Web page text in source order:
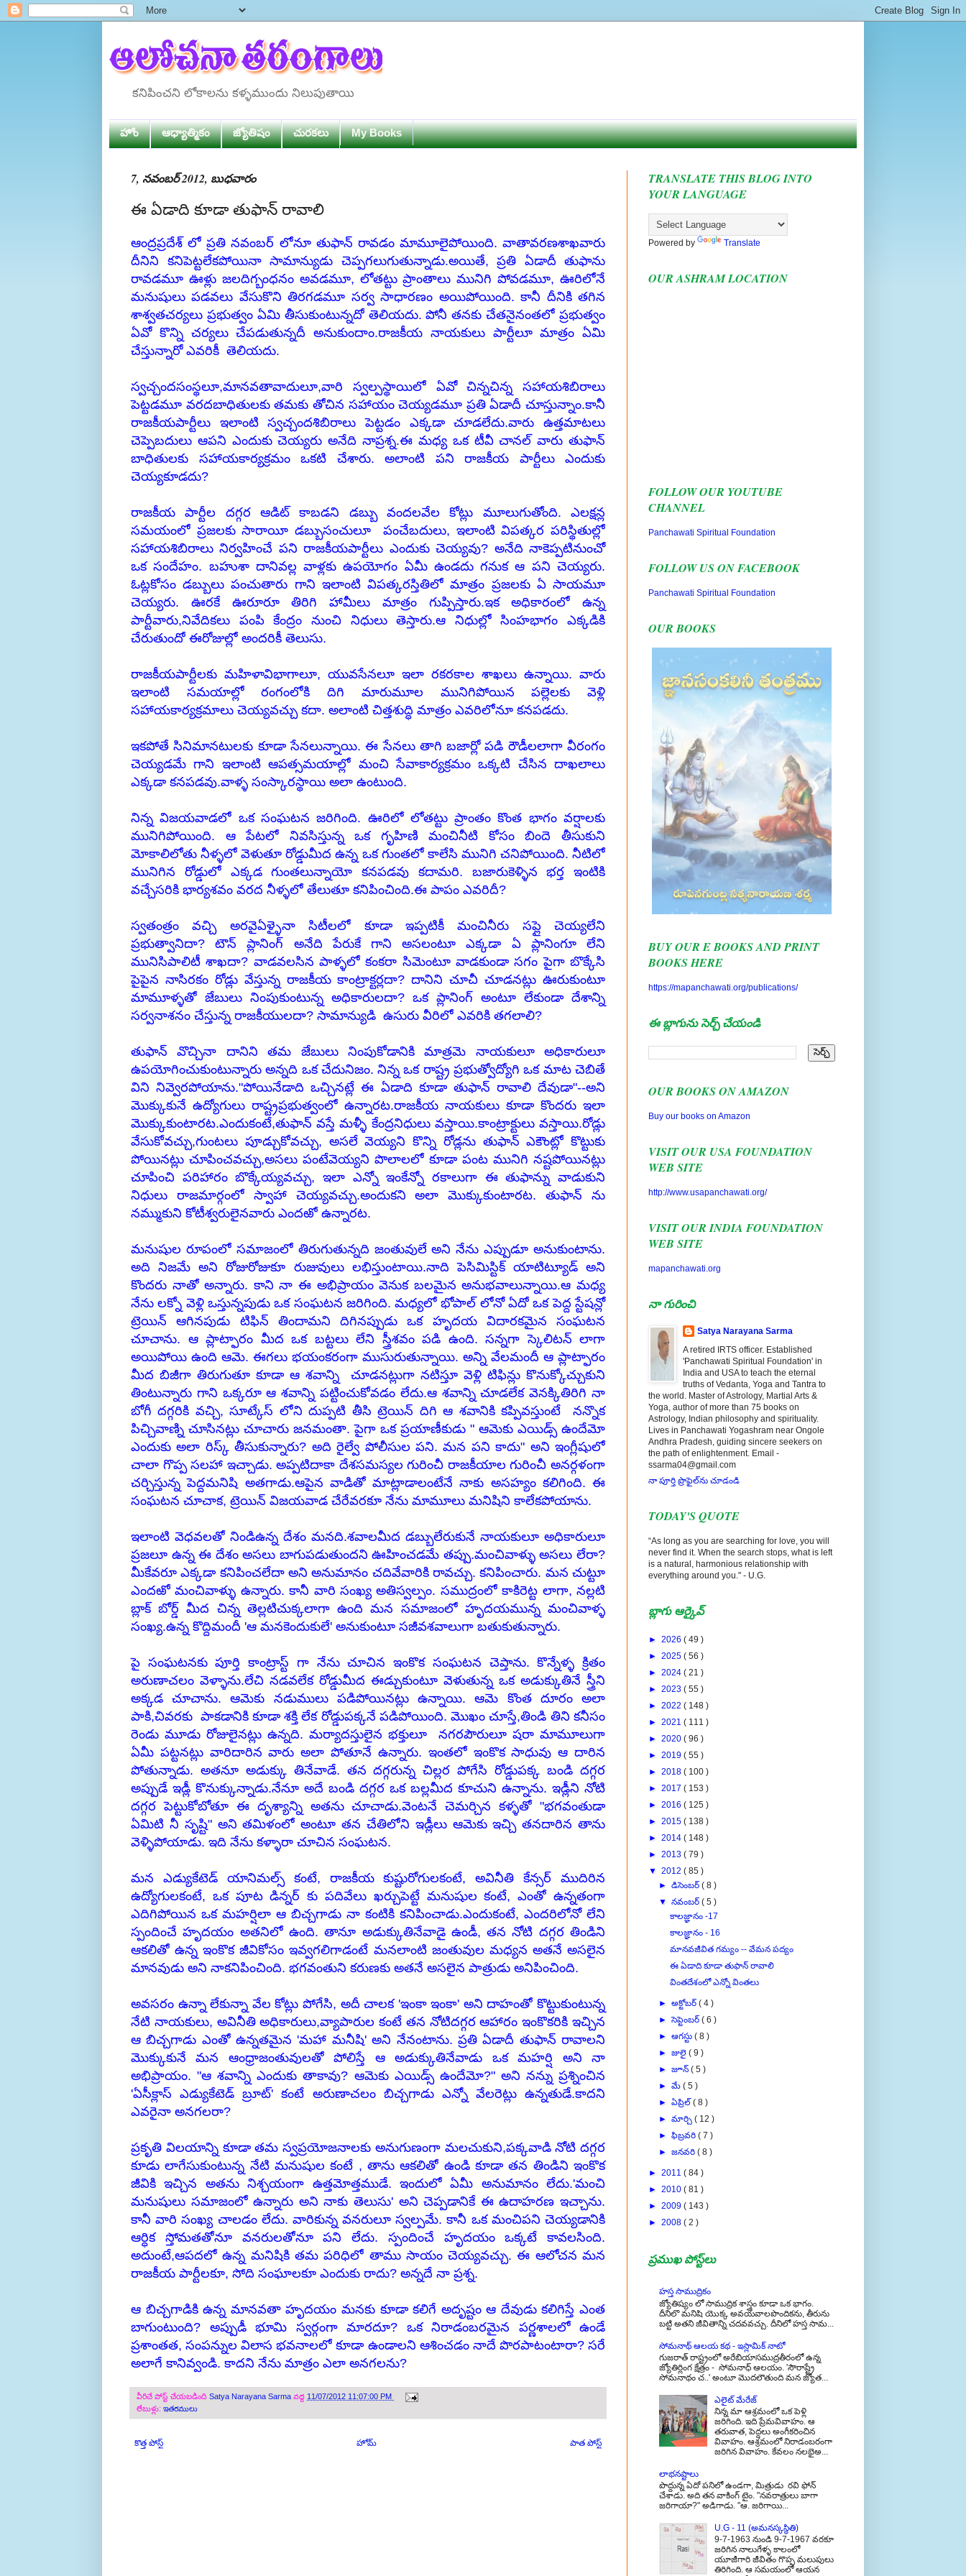
కనిపించని లోకాలను కళ్ళముందు నిలుపుతాయి
హోం ఆధ్యాత్మికం జ్యోతిషం చురకలు My Books
7, నవంబర్ 2012, బుధవారం
ఈ ఏడాది కూడా తుఫాన్ రావాలి
ఆంద్రప్రదేశ్ లో ప్రతి నవంబర్ లోనూ తుఫాన్ రావడం మామూలైపోయింది. వాతావరణశాఖవారు
దీనిని కనిపెట్టలేకపోయినా సామాన్యుడు చెప్పగలుగుతున్నాడు.అయితే, ప్రతి ఏడాదీ తుఫాను
రావడమూ ఊళ్లు జలదిగ్బంధనం అవడమూ, లోతట్టు ప్రాంతాలు మునిగి పోవడమూ, ఊరిలోనే
మనుషులు పడవలు వేసుకొని తిరగడమూ సర్వ సాధారణం అయిపోయింది. కానీ దీనికి తగిన
శాశ్వతచర్యలు ప్రభుత్వం ఏమి తీసుకుంటున్నదో తెలియదు. పోనీ తనకు చేతనైనంతలో ప్రభుత్వం
ఏవో కొన్ని చర్యలు చేపడుతున్నదీ అనుకుందాం.రాజకీయ నాయకులు పార్టీలూ మాత్రం ఏమి
చేస్తున్నారో ఎవరికీ తెలియదు.
స్వచ్చందసంస్థలూ,మానవతావాదులూ,వారి స్వల్పస్థాయిలో ఏవో చిన్నచిన్న సహాయశిబిరాలు
పెట్టడమూ వరదబాధితులకు తమకు తోచిన సహాయం చెయ్యడమూ ప్రతి ఏడాదీ చూస్తున్నాం.కానీ
రాజకీయపార్టీలు ఇలాంటి స్వచ్చందశిబిరాలు పెట్టడం ఎక్కడా చూడలేదు.వారు ఉత్తమాటలు
చెప్పెబదులు ఆపని ఎందుకు చెయ్యరు అనేది నాప్రశ్న.ఈ మధ్య ఒక టీవీ చానల్ వారు తుఫాన్
బాధితులకు సహాయకార్యక్రమం ఒకటి చేశారు. అలాంటి పని రాజకీయ పార్టీలు ఎందుకు
చెయ్యకూడదు?
రాజకీయ పార్టీల దగ్గర ఆడిట్ కాబడని డబ్బు వందలవేల కోట్లు మూలుగుతోంది. ఎలక్షన్ల
సమయంలో ప్రజలకు సారాయీ డబ్బుసంచులూ పంచేబదులు, ఇలాంటి విపత్కర పరిస్థితుల్లో
సహాయశిబిరాలు నిర్వహించే పని రాజకీయపార్టీలు ఎందుకు చెయ్యవు? అనేది నాకెప్పటినుంచో
ఒక సందేహం. బహుశా దానివల్ల వాళ్లకు ఉపయోగం ఏమీ ఉండదు గనుక ఆ పని చెయ్యరు.
ఓట్లకోసం డబ్బులు పంచుతారు గాని ఇలాంటి విపత్కరస్తితిలో మాత్రం ప్రజలకు ఏ సాయమూ
చెయ్యరు. ఊరకే ఊరూరూ తిరిగి హామీలు మాత్రం గుప్పిస్తారు.ఇక అధికారంలో ఉన్న
పార్టీవారు,నివేదికలు పంపి కేంద్రం నుంచి నిధులు తెస్తారు.ఆ నిధుల్లో సింహభాగం ఎక్కడికి
చేరుతుందో ఈరోజుల్లో అందరికీ తెలుసు.
రాజకీయపార్టీలకు మహిళావిభాగాలూ, యువసేనలూ ఇలా రకరకాల శాఖలు ఉన్నాయి. వారు
ఇలాంటి సమయాల్లో రంగంలోకి దిగి మారుమూల మునిగిపోయిన పల్లెలకు వెళ్లి
సహాయకార్యక్రమాలు చెయ్యవచ్చు కదా. అలాంటి చిత్తశుద్ధి మాత్రం ఎవరిలోనూ కనపడదు.
ఇకపోతే సినిమానటులకు కూడా సేనలున్నాయి. ఈ సేనలు తాగి బజార్లో పడి రౌడీలలాగా వీరంగం
చెయ్యడమే గాని ఇలాంటి ఆపత్సమయాల్లో మంచి సేవాకార్యక్రమం ఒక్కటి చేసిన దాఖలాలు
ఎక్కడా కనపడవు.వాళ్ళ సంస్కారస్థాయి అలా ఉంటుంది.
నిన్న విజయవాడలో ఒక సంఘటన జరిగింది. ఊరిలో లోతట్టు ప్రాంతం కొంత భాగం వర్షాలకు
మునిగిపోయింది. ఆ పేటలో నివసిస్తున్న ఒక గృహిణి మంచినీటి కోసం బిందె తీసుకుని
మోకాలిలోతు నీళ్ళలో వెళుతూ రోడ్డుమీద ఉన్న ఒక గుంతలో కాలేసి మునిగి చనిపోయింది. నీటిలో
మునిగిన రోడ్డులో ఎక్కడ గుంతలున్నాయో కనపడవు కదామరి. బజారుకెళ్ళిన భర్త ఇంటికి
వచ్చేసరికి భార్యశవం వరద నీళ్ళలో తేలుతూ కనిపించింది.ఈ పాపం ఎవరిదీ?
స్వతంత్రం వచ్చి అరవైఏళ్ళైనా సిటీలలో కూడా ఇప్పటికీ మంచినీరు సప్లై చెయ్యలేని
ప్రభుత్వానిదా? టౌన్ ప్లానింగ్ అనేది పేరుకే గాని అసలంటూ ఎక్కడా ఏ ప్లానింగూ లేని
మునిసిపాలిటీ శాఖదా? వాడవలసిన పాళ్ళలో కంకరా సిమెంటూ వాడకుండా సగం పైగా బొక్కేసి
పైపైన నాసిరకం రోడ్లు వేస్తున్న రాజకీయ కాంట్రాక్టర్లదా? దానిని చూచీ చూడనట్లు ఊరుకుంటూ
మామూళ్ళతో జేబులు నింపుకుంటున్న అధికారులదా? ఒక ప్లానింగ్ అంటూ లేకుండా దేశాన్ని
సర్వనాశనం చేస్తున్న రాజకీయులదా? సామాన్యుడి ఉసురు వీరిలో ఎవరికి తగలాలి?
తుఫాన్ వొచ్చినా దానిని తమ జేబులు నింపుకోడానికి మాత్రమె నాయకులూ అధికారులూ
ఉపయోగించుకుంటున్నారు అన్నది ఒక చేదునిజం. నిన్న ఒక రాష్ట్ర ప్రభుత్వోద్యోగి ఒక మాట చెబితే
విని నివ్వెరపోయాను."పోయినేడాది ఒచ్చినట్లే ఈ ఏడాది కూడా తుఫాన్ రావాలి దేవుడా"--అని
మొక్కుకునే ఉద్యోగులు రాష్ట్రప్రభుత్వంలో ఉన్నారట.రాజకీయ నాయకులు కూడా కొందరు ఇలా
మొక్కుకుంటారట.ఎందుకంటే,తుఫాన్ వస్తే మళ్ళీ కేంద్రనిధులు వస్తాయి.కాంట్రాక్టులు వస్తాయి.రోడ్లు
వేసుకోవచ్చు,గుంటలు పూడ్చుకోవచ్చు, అసలే వెయ్యని కొన్ని రోడ్లను తుఫాన్ ఎకౌంట్లో కొట్టుకు
పోయినట్లు చూపించవచ్చు,అసలు పంటేవెయ్యని పొలాలలో కూడా పంట మునిగి నష్టపోయినట్లు
చూపించి పరిహారం బొక్కేయ్యవచ్చు, ఇలా ఎన్నో ఇంకేన్నో రకాలుగా ఈ తుఫాన్ను వాడుకుని
నిధులు రాజమార్గంలో స్వాహా చెయ్యవచ్చు.అందుకని అలా మొక్కుకుంటారట. తుఫాన్ ను
నమ్ముకుని కోటీశ్వరులైనవారు ఎందఱో ఉన్నారట.
మనుషుల రూపంలో సమాజంలో తిరుగుతున్నది జంతువులే అని నేను ఎప్పుడూ అనుకుంటాను.
అది నిజమే అని రోజురోజుకూ రుజువులు లభిస్తుంటాయి.నాది పెసిమిస్టిక్ యాటిట్యూడ్ అని
కొందరు నాతో అన్నారు. కాని నా ఈ అభిప్రాయం వెనుక బలమైన అనుభవాలున్నాయి.ఆ మధ్య
నేను లక్నో వెళ్లి ఒస్తున్నపుడు ఒక సంఘటన జరిగింది. మధ్యలో భోపాల్ లోనో ఏదో ఒక పెద్ద స్టేషన్లో
ట్రెయిన్ ఆగినపుడు టిఫిన్ తిందామని దిగినప్పుడు ఒక హృదయ విదారకమైన సంఘటన
చూచాను. ఆ ప్లాట్ఫారం మీద ఒక బట్టలు లేని స్త్రీశవం పడి ఉంది. సన్నగా స్కెలిటన్ లాగా
అయిపోయి ఉంది ఆమె. ఈగలు భయంకరంగా ముసురుతున్నాయి. అన్ని వేలమందీ ఆ ప్లాట్ఫారం
మీద బిజీగా తిరుగుతూ కూడా ఆ శవాన్ని చూడనట్లుగా నటిస్తూ వెళ్లి టిఫిన్లు కొనుక్కోచ్చుకుని
తింటున్నారు గాని ఒక్కరూ ఆ శవాన్ని పట్టించుకోవడం లేదు.ఆ శవాన్ని చూడలేక వెనక్కితిరిగి నా
బోగీ దగ్గరికి వచ్చి, సూట్కేస్ లోని దుప్పటి తీసి ట్రెయిన్ దిగి ఆ శవానికి కప్పివస్తుంటే నన్నొక
పిచ్చివాణ్ని చూసినట్లు చూచారు జనమంతా. పైగా ఒక ప్రయాణీకుడు " ఆమెకు ఎయిడ్స్ ఉందేమో
ఎందుకు అలా రిస్క్ తీసుకున్నారు? అది రైల్వే పోలీసుల పని. మన పని కాదు" అని ఇంగ్లీషులో
చాలా గొప్ప సలహా ఇచ్చాడు. అప్పటిదాకా దేశసమస్యల గురించీ రాజకీయాల గురించీ అనర్గళంగా
చర్చిస్తున్న పెద్దమనిషి అతగాడు.ఆపైన వాడితో మాట్లాడాలంటేనే నాకు అసహ్యం కలిగింది. ఈ
సంఘటన చూచాక, ట్రెయిన్ విజయవాడ చేరేవరకూ నేను మామూలు మనిషిని కాలేకపోయాను.
ఇలాంటి వెధవలతో నిండిఉన్న దేశం మనది.శవాలమీద డబ్బులేరుకునే నాయకులూ అధికారులూ
ప్రజలూ ఉన్న ఈ దేశం అసలు బాగుపడుతుందని ఊహించడమే తప్పు.మంచివాళ్ళు అసలు లేరా?
మీకేవరూ ఎక్కడా కనిపించలేదా అని అనుమానం చదివేవారికి రావచ్చు. కనిపించారు. మన చుట్టూ
ఎందఱో మంచివాళ్ళు ఉన్నారు. కానీ వారి సంఖ్య అతిస్వల్పం. సముద్రంలో కాకిరెట్ట లాగా, నల్లటి
బ్లాక్ బోర్డ్ మీద చిన్న తెల్లటిచుక్కలాగా ఉంది మన సమాజంలో హృదయమున్న మంచివాళ్ళ
సంఖ్య.ఉన్న కొద్దిమందీ 'ఆ మనకెందుకులే' అనుకుంటూ సజీవశవాలుగా బతుకుతున్నారు.
పై సంఘటనకు పూర్తి కాంట్రాస్ట్ గా నేను చూచిన ఇంకొక సంఘటన చెప్తాను. కొన్నేళ్ళ క్రితం
అరుణాచలం వెళ్ళాను.లేచి నడవలేక రోడ్డుమీద ఈడ్చుకుంటూ వెళుతున్న ఒక అడుక్కుతినే స్త్రీని
అక్కడ చూచాను. ఆమెకు నడుములు పడిపోయినట్లు ఉన్నాయి. ఆమె కొంత దూరం అలా
పాకి,చివరకు పాకడానికి కూడా శక్తి లేక రోడ్డుపక్కనే పడిపోయింది. మొఖం చూస్తే,తిండి తిని కనీసం
రెండు మూడు రోజులైనట్లు ఉన్నది. మర్యాదస్తులైన భక్తులూ నగరపౌరులూ షరా మామూలుగా
ఏమీ పట్టనట్లు వారిదారిన వారు అలా పోతూనే ఉన్నారు. ఇంతలో ఇంకొక సాధువు ఆ దారిన
పోతున్నాడు. అతనూ అడుక్కు తినేవాడే. తన దగ్గరున్న చిల్లర పోగేసి రోడ్డుపక్క బండి దగ్గర
అప్పుడే ఇడ్లీ కొనుక్కున్నాడు.నేనూ అదే బండి దగ్గర ఒక బల్లమీద కూచుని ఉన్నాను. ఇడ్లీని నోటి
దగ్గర పెట్టుకోబోతూ ఈ దృశ్యాన్ని అతను చూచాడు.వెంటనే చెమర్చిన కళ్ళతో "భగవంతుడా
ఏమిటి నీ సృష్టి" అని తమిళంలో అంటూ తన చేతిలోని ఇడ్లీలు ఆమెకు ఇచ్చి తనదారిన తాను
వెళ్ళిపోయాడు. ఇది నేను కళ్ళారా చూచిన సంఘటన.
మన ఎడ్యుకేటెడ్ యానిమల్స్ కంటే, రాజకీయ కుష్టురోగులకంటే, అవినీతి కేన్సర్ ముదిరిన
ఉద్యోగులకంటే, ఒక పూట డిన్నర్ కు పదివేలు ఖర్చుపెట్టే మనుషుల కంటే, ఎంతో ఉన్నతంగా
ఎదిగిపోయిన ఒక మహర్షిలా ఆ బిచ్చగాడు నా కంటికి కనిపించాడు.ఎందుకంటే, ఎందరిలోనో లేని
స్పందించే హృదయం అతనిలో ఉంది. తానూ అడుక్కుతినేవాడై ఉండీ, తన నోటి దగ్గర తిండిని
ఆకలితో ఉన్న ఇంకొక జీవికోసం ఇవ్వగలిగాడంటే మనలాంటి జంతువుల మధ్యన అతనే అసలైన
మానవుడు అని నాకనిపించింది. భగవంతుని కరుణకు అతనే అసలైన పాత్రుడు అనిపించింది.
అవసరం ఉన్నా లేకున్నా వేల కోట్లు పోగేసి, అదీ చాలక 'ఇంకా ఇంకా' అని దాహంతో కొట్టుకుంటున్న
నేటి నాయకులు, అవినీతి అధికారులు,వ్యాపారుల కంటే తన నోటిదగ్గర ఆహారం ఇంకొకరికి ఇచ్చిన
ఆ బిచ్చగాడు ఎంతో ఉన్నతమైన 'మహా మనీషి' అని నేనంటాను. ప్రతి ఏడాదీ తుఫాన్ రావాలని
మొక్కుకునే మన ఆంధ్రాజంతువులతో పోలిస్తే ఆ అడుక్కుతినేవాడు ఒక మహర్షి అని నా
అభిప్రాయం. "ఆ శవాన్ని ఎందుకు తాకావు? ఆమెకు ఎయిడ్స్ ఉందేమో?" అని నన్ను ప్రశ్నించిన
'ఏసీక్లాస్ ఎడ్యుకేటెడ్ బ్రూట్' కంటే అరుణాచలం బిచ్చగాడు ఎన్నో వేలరెట్లు ఉన్నతుడే.కాదని
ఎవరైనా అనగలరా?
ప్రకృతి విలయాన్ని కూడా తమ స్వప్రయోజనాలకు అనుగుణంగా మలచుకుని,పక్కవాడి నోటి దగ్గర
కూడు లాగేసుకుంటున్న నేటి మనుషుల కంటే , తాను ఆకలితో ఉండి కూడా తన తిండిని ఇంకొక
జీవికి ఇచ్చిన అతను నిశ్చయంగా ఉత్తమోత్తముడే. ఇందులో ఏమీ అనుమానం లేదు.'మంచి
మనుషులు సమాజంలో ఉన్నారు అని నాకు తెలుసు' అని చెప్పడానికే ఈ ఉదాహరణ ఇచ్చాను.
కానీ వారి సంఖ్య చాలడం లేదు. వారికున్న వనరులూ స్వల్పమే. కానీ ఒక మంచిపని చెయ్యడానికి
ఆర్ధిక స్తోమతతోనూ వనరులతోనూ పని లేదు. స్పందించే హృదయం ఒక్కటే కావలసింది.
అదుంటే,ఆపదలో ఉన్న మనిషికి తమ పరిధిలో తాము సాయం చెయ్యవచ్చు. ఈ ఆలోచన మన
రాజకీయ పార్టీలకూ, సోది సంఘాలకూ ఎందుకు రాదు? అన్నదే నా ప్రశ్న.
ఆ బిచ్చగాడికి ఉన్న మానవతా హృదయం మనకు కూడా కలిగే అదృష్టం ఆ దేవుడు కలిగిస్తే ఎంత
బాగుంటుంది? అప్పుడీ భూమి స్వర్గంగా మారదూ? ఒక నిరాడంబరమైన పర్ణశాలలో ఉండే
ప్రశాంతత, సంపన్నుల విలాస భవనాలలో కూడా ఉండాలని ఆశించడం నాదే పొరపాటంటారా? సరే
అలాగే కానివ్వండి. కాదని నేను మాత్రం ఎలా అనగలను?
వీరిచే పోస్ట్ చేయబడింది Satya Narayana Sarma వద్ద 11/07/2012 11:07:00 PM
లేబుళ్లు: ఇతరములు
కొత్త పోస్ట్ పాత పోస్ట్
హోమ్
TRANSLATE THIS BLOG INTO
YOUR LANGUAGE
Powered by Translate
OUR ASHRAM LOCATION
FOLLOW OUR YOUTUBE
CHANNEL
Panchawati Spiritual Foundation
FOLLOW US ON FACEBOOK
Panchawati Spiritual Foundation
OUR BOOKS
❮ ❯
BUY OUR E BOOKS AND PRINT
BOOKS HERE
https://mapanchawati.org/publications/
ఈ బ్లాగును సెర్చ్ చేయండి
OUR BOOKS ON AMAZON
Buy our books on Amazon
VISIT OUR USA FOUNDATION
WEB SITE
http://www.usapanchawati.org/
VISIT OUR INDIA FOUNDATION
WEB SITE
mapanchawati.org
నా గురించి
Satya Narayana Sarma
A retired IRTS officer. Established
'Panchawati Spiritual Foundation' in
India and USA to teach the eternal
truths of Vedanta, Yoga and Tantra to
the world. Master of Astrology, Martial Arts &
Yoga, author of more than 75 books on
Astrology, Indian philosophy and spirituality.
Lives in Panchawati Yogashram near Ongole
Andhra Pradesh, guiding sincere seekers on
the path of enlightenment. Email -
ssarma04@gmail.com
నా పూర్తి ప్రొఫైల్‌ను చూడండి
TODAY'S QUOTE
“As long as you are searching for love, you will
never find it. When the search stops, what is left
is a natural, harmonious relationship with
everything around you." - U.G.
బ్లాగు ఆర్కైవ్
► 2026 ( 49 )
► 2025 ( 56 )
► 2024 ( 21 )
► 2023 ( 55 )
► 2022 ( 148 )
► 2021 ( 111 )
► 2020 ( 96 )
► 2019 ( 55 )
► 2018 ( 100 )
► 2017 ( 153 )
► 2016 ( 125 )
► 2015 ( 138 )
► 2014 ( 148 )
► 2013 ( 79 )
▼ 2012 ( 85 )
►డిసెంబర్( 8 )
▼నవంబర్( 5 )
కాలజ్ఞానం -17
కాలజ్ఞానం - 16
మానవజీవిత గమ్యం -- వేమన పద్యం
ఈ ఏడాది కూడా తుఫాన్ రావాలి
వింతదేశంలో ఎన్నో వింతలు
►అక్టోబర్( 4 )
►సెప్టెంబర్( 6 )
►ఆగస్టు( 8 )
►జులై( 9 )
►జూన్( 5 )
►మే( 5 )
►ఏప్రిల్( 8 )
►మార్చి( 12 )
►ఫిబ్రవరి( 7 )
►జనవరి( 8 )
► 2011 ( 84 )
► 2010 ( 81 )
► 2009 ( 143 )
► 2008 ( 2 )
ప్రముఖ పోస్ట్‌లు
హస్త సాముద్రికం
జ్యోతిష్యం లో సాముద్రిక శాస్త్రం కూడా ఒక భాగం.
దీనిలొ మనిషి యొక్క అవయవాలపొందికను, తీరును
బట్టి అతని జీవితాన్ని చదవవచ్చు. దీనిలో హస్త సామ...
సోమనాథ్ ఆలయ కథ - ఇస్లామిక్ నాటో
గుజరాత్ రాష్ట్రంలో అరేబియాసముద్రతీరంలో ఉన్న
జ్యోతిర్లింగ క్షేత్రం - సోమనాధ్ ఆలయం. 'సౌరాష్ట్రే
సోమనాథం చ..' అంటూ మొదలౌతుంది మన జ్యోత...
ఎలైట్ మేరేజ్
నిన్న మా ఆశ్రమంలో ఒక పెళ్లి
జరిగింది. ఇది ప్రేమవివాహం. ఆ
తరువాత, పెద్దలు అంగీకరించిన
వివాహం. ఆశ్రమంలో నిరాడంబరంగా
జరిగిన వివాహం. కేవలం నలభైఅ...
లాభనష్టాలు
పొద్దున్న ఏదో పనిలో ఉండగా, మిత్రుడు రవి ఫోన్
చేశాడు. అది తన వాకింగ్ టైం. "నవరాత్రులు బాగా
జరిగాయా?" అడిగాడు. "ఆ. జరిగాయి...
U.G - 11 (అమనస్కస్థితి)
9-7-1963 నుండి 9-7-1967 వరకూ
జరిగిన నాలుగేళ్ళ కాలంలో
యూజీగారి జీవితం గొప్ప మలుపులు
తిరిగింది. ఆ సమయంలో ఆయన